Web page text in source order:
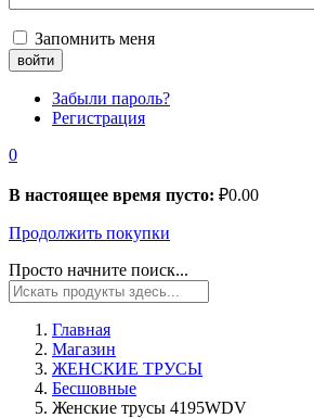
Запомнить меня
Забыли пароль?
Регистрация
0
В настоящее время пусто: ₽0.00
Продолжить покупки
Просто начните поиск...
Главная
Магазин
ЖЕНСКИЕ ТРУСЫ
Бесшовные
Женские трусы 4195WDV